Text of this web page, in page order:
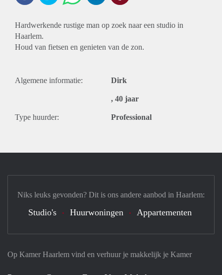
Hardwerkende rustige man op zoek naar een studio in
Haarlem.
Houd van fietsen en genieten van de zon.
Algemene informatie: Dirk
, 40 jaar
Type huurder: Professional
Op Kamer Haarlem vind en verhuur je makkelijk je Kamer
Niks leuks gevonden? Dit is ons andere aanbod in Haarlem:
Studio's Huurwoningen Appartementen